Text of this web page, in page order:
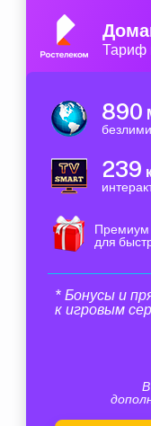
Тариф
890
239
Премиум
для
* Бонусы и
к игровым